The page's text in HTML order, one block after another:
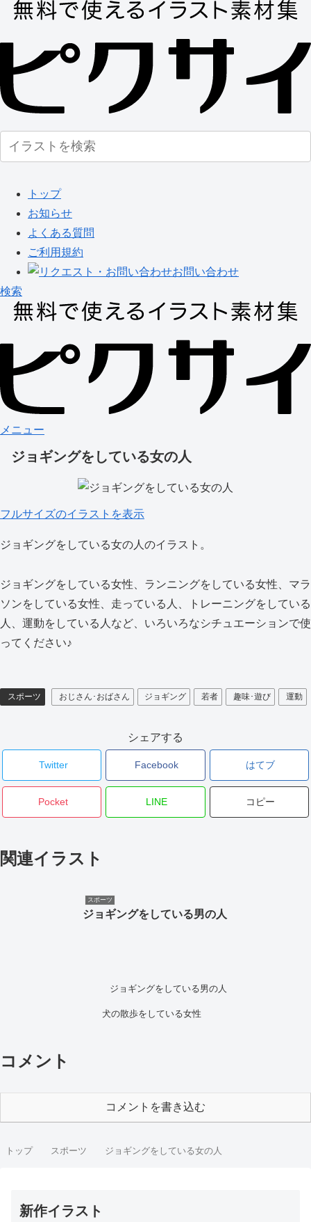
トップ
お知らせ
よくある質問
ご利用規約
お問い合わせ
検索
メニュー
ジョギングをしている女の人
フルサイズのイラストを表示
ジョギングをしている女の人のイラスト。
ジョギングをしている女性、ランニングをしている女性、マラ
ソンをしている女性、走っている人、トレーニングをしている
人、運動をしている人など、いろいろなシチュエーションで使
ってください♪
スポーツ おじさん･おばさん ジョギング 若者 趣味･遊び 運動
シェアする
Twitter Facebook はてブ
Pocket LINE コピー
関連イラスト
スポーツ
ジョギングをしている男の人
ジョギングをしている男の人
犬の散歩をしている女性
コメント
コメントを書き込む
トップ スポーツ ジョギングをしている女の人
新作イラスト